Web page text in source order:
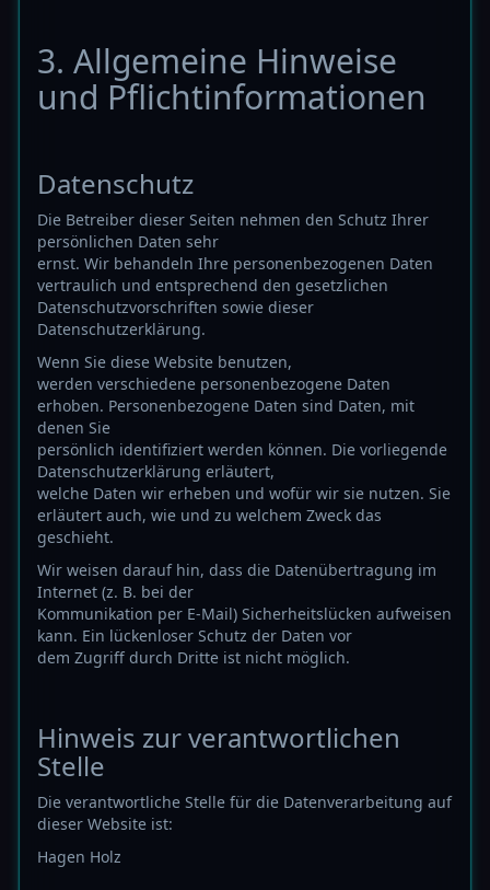
3. Allgemeine Hinweise
und Pflicht­informationen
Datenschutz
Die Betreiber dieser Seiten nehmen den Schutz Ihrer
persönlichen Daten sehr
ernst. Wir behandeln Ihre personenbezogenen Daten
vertraulich und entsprechend den gesetzlichen
Datenschutzvorschriften sowie dieser
Datenschutzerklärung.
Wenn Sie diese Website benutzen,
werden verschiedene personenbezogene Daten
erhoben. Personenbezogene Daten sind Daten, mit
denen Sie
persönlich identifiziert werden können. Die vorliegende
Datenschutzerklärung erläutert,
welche Daten wir erheben und wofür wir sie nutzen. Sie
erläutert auch, wie und zu welchem Zweck das
geschieht.
Wir weisen darauf hin, dass die Datenübertragung im
Internet (z. B. bei der
Kommunikation per E-Mail) Sicherheitslücken aufweisen
kann. Ein lückenloser Schutz der Daten vor
dem Zugriff durch Dritte ist nicht möglich.
Hinweis zur verantwortlichen
Stelle
Die verantwortliche Stelle für die Datenverarbeitung auf
dieser Website ist:
Hagen Holz